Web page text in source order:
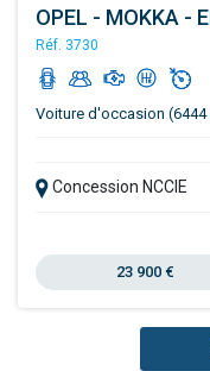
OPEL - MOKKA -
Réf. 3730
Voiture d'occasion (6444
Concession NCCIE
23 900 €